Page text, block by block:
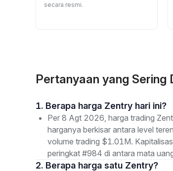
secara resmi.
Pertanyaan yang
1. Berapa harga Zentry hari ini?
Per 8 Agt 2026, harga trading
harganya berkisar antara level
volume trading $1.01M.
peringkat #984 di antara mata
2. Berapa harga satu Zentry?